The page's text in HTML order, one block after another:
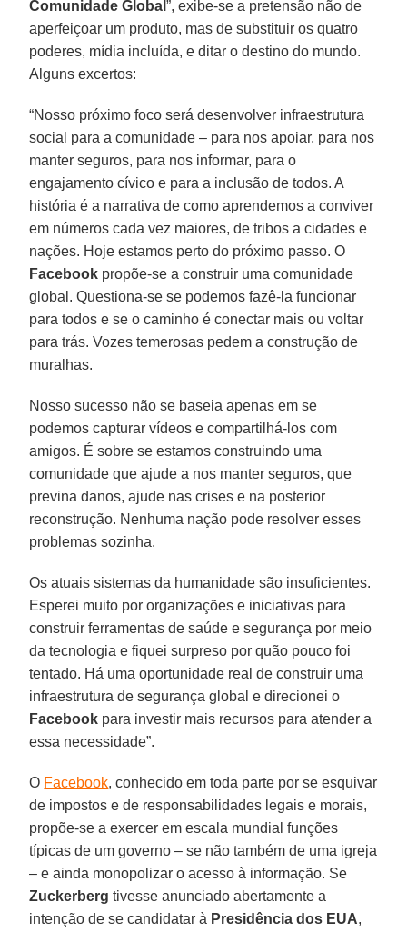
Comunidade Global”, exibe-se a pretensão não de
aperfeiçoar um produto, mas de substituir os quatro
poderes, mídia incluída, e ditar o destino do mundo.
Alguns excertos:
“Nosso próximo foco será desenvolver infraestrutura
social para a comunidade – para nos apoiar, para nos
manter seguros, para nos informar, para o
engajamento cívico e para a inclusão de todos. A
história é a narrativa de como aprendemos a conviver
em números cada vez maiores, de tribos a cidades e
nações. Hoje estamos perto do próximo passo. O
Facebook propõe-se a construir uma comunidade
global. Questiona-se se podemos fazê-la funcionar
para todos e se o caminho é conectar mais ou voltar
para trás. Vozes temerosas pedem a construção de
muralhas.
Nosso sucesso não se baseia apenas em se
podemos capturar vídeos e compartilhá-los com
amigos. É sobre se estamos construindo uma
comunidade que ajude a nos manter seguros, que
previna danos, ajude nas crises e na posterior
reconstrução. Nenhuma nação pode resolver esses
problemas sozinha.
Os atuais sistemas da humanidade são insuficientes.
Esperei muito por organizações e iniciativas para
construir ferramentas de saúde e segurança por meio
da tecnologia e fiquei surpreso por quão pouco foi
tentado. Há uma oportunidade real de construir uma
infraestrutura de segurança global e direcionei o
Facebook para investir mais recursos para atender a
essa necessidade”.
O Facebook, conhecido em toda parte por se esquivar
de impostos e de responsabilidades legais e morais,
propõe-se a exercer em escala mundial funções
típicas de um governo – se não também de uma igreja
– e ainda monopolizar o acesso à informação. Se
Zuckerberg tivesse anunciado abertamente a
intenção de se candidatar à Presidência dos EUA,